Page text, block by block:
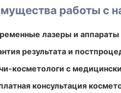
работы с
лазеры и аппараты
результата и
косметологи с
консультация